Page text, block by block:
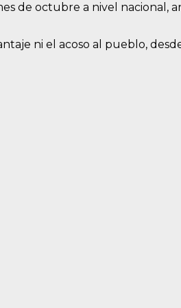
de octubre a nivel
ni el acoso al pueblo,